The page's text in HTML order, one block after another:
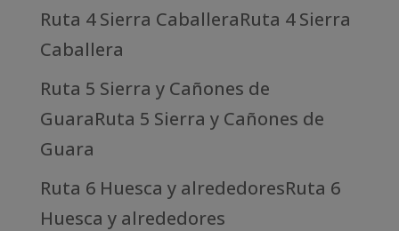
Ruta 4 Sierra CaballeraRuta 4 Sierra
Caballera
Ruta 5 Sierra y Cañones de
GuaraRuta 5 Sierra y Cañones de
Guara
Ruta 6 Huesca y alrededoresRuta 6
Huesca y alrededores